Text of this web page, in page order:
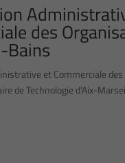
des
Bains
et Commerciale
de Technologie d’Aix-